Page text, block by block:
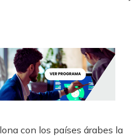
con los países árabes la